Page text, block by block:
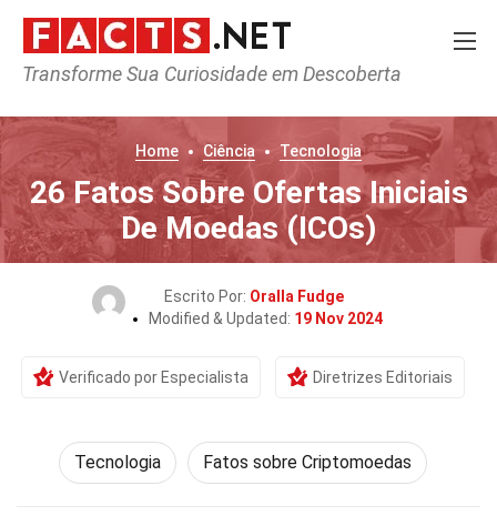
Transforme Sua Curiosidade em Descoberta
Home Ciência Tecnologia
26 Fatos Sobre Ofertas Iniciais
De Moedas (ICOs)
Escrito Por: Oralla Fudge
Modified & Updated: 19 Nov 2024
Verificado por Especialista Diretrizes Editoriais
Tecnologia Fatos sobre Criptomoedas